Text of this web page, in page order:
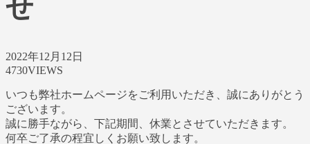
せ
2022年12月12日
4730VIEWS
いつも弊社ホームページをご利用いただき、誠にありがとう
ございます。
誠に勝手ながら、下記期間、休業とさせていただきます。
何卒ご了承の程宜しくお願い致します。